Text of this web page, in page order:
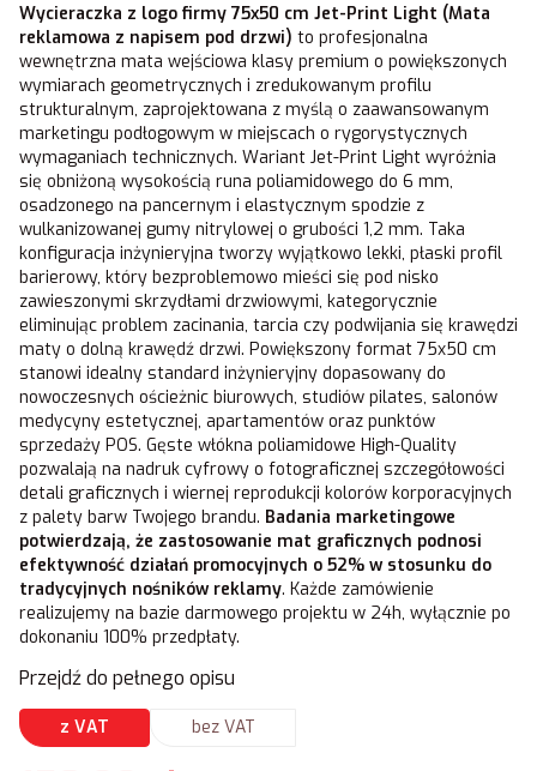
Wycieraczka z logo firmy 75x50 cm Jet-Print Light (Mata
reklamowa z napisem pod drzwi) to profesjonalna
wewnętrzna mata wejściowa klasy premium o powiększonych
wymiarach geometrycznych i zredukowanym profilu
strukturalnym, zaprojektowana z myślą o zaawansowanym
marketingu podłogowym w miejscach o rygorystycznych
wymaganiach technicznych. Wariant Jet-Print Light wyróżnia
się obniżoną wysokością runa poliamidowego do 6 mm,
osadzonego na pancernym i elastycznym spodzie z
wulkanizowanej gumy nitrylowej o grubości 1,2 mm. Taka
konfiguracja inżynieryjna tworzy wyjątkowo lekki, płaski profil
barierowy, który bezproblemowo mieści się pod nisko
zawieszonymi skrzydłami drzwiowymi, kategorycznie
eliminując problem zacinania, tarcia czy podwijania się krawędzi
maty o dolną krawędź drzwi. Powiększony format 75x50 cm
stanowi idealny standard inżynieryjny dopasowany do
nowoczesnych ościeżnic biurowych, studiów pilates, salonów
medycyny estetycznej, apartamentów oraz punktów
sprzedaży POS. Gęste włókna poliamidowe High-Quality
pozwalają na nadruk cyfrowy o fotograficznej szczegółowości
detali graficznych i wiernej reprodukcji kolorów korporacyjnych
z palety barw Twojego brandu. Badania marketingowe
potwierdzają, że zastosowanie mat graficznych podnosi
efektywność działań promocyjnych o 52% w stosunku do
tradycyjnych nośników reklamy. Każde zamówienie
realizujemy na bazie darmowego projektu w 24h, wyłącznie po
dokonaniu 100% przedpłaty.
Przejdź do pełnego opisu
z VAT bez VAT